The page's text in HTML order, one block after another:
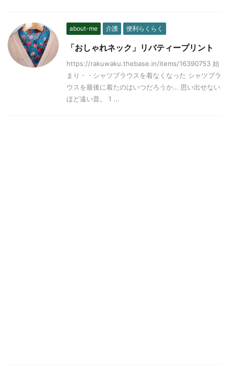
about-me 介護 便利らくらく
「おしゃれネック」リバティープリント
https://rakuwaku.thebase.in/items/16390753 始
まり・・シャツブラウスを着なくなった シャツブラ
ウスを最後に着たのはいつだろうか… 思い出せない
ほど遠い昔。 1 ...